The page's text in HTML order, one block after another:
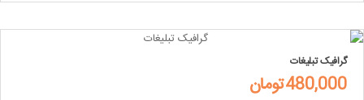
گرافیک تبلیغات
480,000تومان